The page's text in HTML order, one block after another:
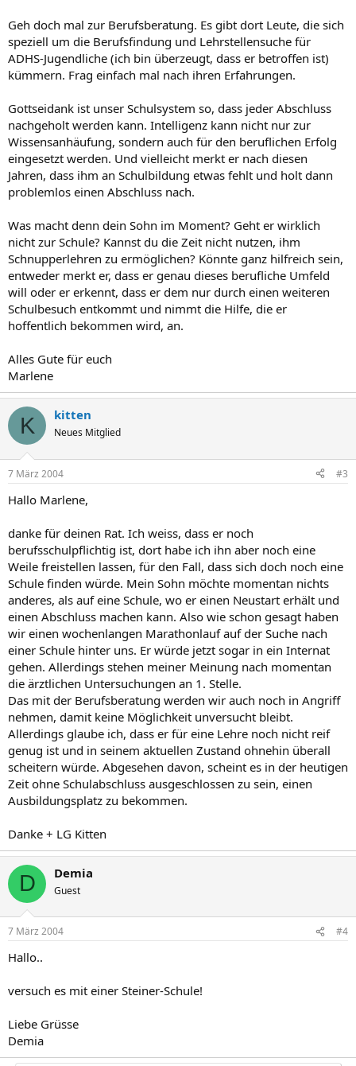
Geh doch mal zur Berufsberatung. Es gibt dort Leute, die sich
speziell um die Berufsfindung und Lehrstellensuche für
ADHS-Jugendliche (ich bin überzeugt, dass er betroffen ist)
kümmern. Frag einfach mal nach ihren Erfahrungen.
Gottseidank ist unser Schulsystem so, dass jeder Abschluss
nachgeholt werden kann. Intelligenz kann nicht nur zur
Wissensanhäufung, sondern auch für den beruflichen Erfolg
eingesetzt werden. Und vielleicht merkt er nach diesen
Jahren, dass ihm an Schulbildung etwas fehlt und holt dann
problemlos einen Abschluss nach.
Was macht denn dein Sohn im Moment? Geht er wirklich
nicht zur Schule? Kannst du die Zeit nicht nutzen, ihm
Schnupperlehren zu ermöglichen? Könnte ganz hilfreich sein,
entweder merkt er, dass er genau dieses berufliche Umfeld
will oder er erkennt, dass er dem nur durch einen weiteren
Schulbesuch entkommt und nimmt die Hilfe, die er
hoffentlich bekommen wird, an.
Alles Gute für euch
Marlene
K kitten
Neues Mitglied
7 März 2004 #3
Hallo Marlene,
danke für deinen Rat. Ich weiss, dass er noch
berufsschulpflichtig ist, dort habe ich ihn aber noch eine
Weile freistellen lassen, für den Fall, dass sich doch noch eine
Schule finden würde. Mein Sohn möchte momentan nichts
anderes, als auf eine Schule, wo er einen Neustart erhält und
einen Abschluss machen kann. Also wie schon gesagt haben
wir einen wochenlangen Marathonlauf auf der Suche nach
einer Schule hinter uns. Er würde jetzt sogar in ein Internat
gehen. Allerdings stehen meiner Meinung nach momentan
die ärztlichen Untersuchungen an 1. Stelle.
Das mit der Berufsberatung werden wir auch noch in Angriff
nehmen, damit keine Möglichkeit unversucht bleibt.
Allerdings glaube ich, dass er für eine Lehre noch nicht reif
genug ist und in seinem aktuellen Zustand ohnehin überall
scheitern würde. Abgesehen davon, scheint es in der heutigen
Zeit ohne Schulabschluss ausgeschlossen zu sein, einen
Ausbildungsplatz zu bekommen.
Danke + LG Kitten
D Demia
Guest
7 März 2004 #4
Hallo..
versuch es mit einer Steiner-Schule!
Liebe Grüsse
Demia